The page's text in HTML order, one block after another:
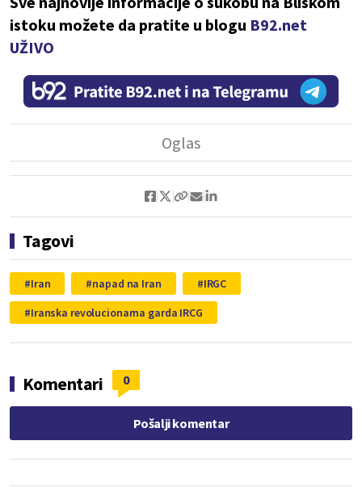
istoku možete da pratite u blogu B92.net
UŽIVO
Tagovi
Iran napad na Iran
IRGC
Iranska revolucionarna garda IRCG
Komentari 0
Pošalji komentar